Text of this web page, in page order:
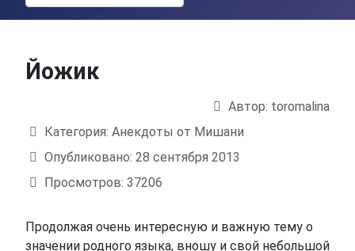
Йожик
Автор: toromalina
Категория: Анекдоты от Мишани
Опубликовано: 28 сентября 2013
Просмотров: 37206
Продолжая очень интересную и важную тему о
значении родного языка, вношу и свой небольшой